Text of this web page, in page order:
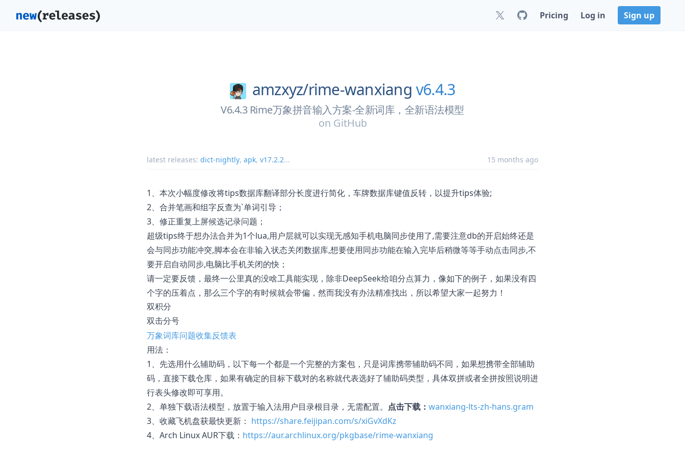
Pricing Log in Sign up
amzxyz/rime-wanxiang v6.4.3
V6.4.3 Rime万象拼音输入方案-全新词库，全新语法模型
on GitHub
latest releases: dict-nightly, apk, v17.2.2... 15 months ago
1、本次小幅度修改将tips数据库翻译部分长度进行简化，车牌数据库键值反转，以提升tips体验;
2、合并笔画和组字反查为`单词引导；
3、修正重复上屏候选记录问题；
超级tips终于想办法合并为1个lua,用户层就可以实现无感知手机电脑同步使用了,需要注意db的开启始终还是
会与同步功能冲突,脚本会在非输入状态关闭数据库,想要使用同步功能在输入完毕后稍微等等手动点击同步,不
要开启自动同步,电脑比手机关闭的快；
请一定要反馈，最终一公里真的没啥工具能实现，除非DeepSeek给咱分点算力，像如下的例子，如果没有四
个字的压着点，那么三个字的有时候就会带偏，然而我没有办法精准找出，所以希望大家一起努力！
双积分
万象词库问题收集反馈表
用法：
1、先选用什么辅助码，以下每一个都是一个完整的方案包，只是词库携带辅助码不同，如果想携带全部辅助
码，直接下载仓库，如果有确定的目标下载对的名称就代表选好了辅助码类型，具体双拼或者全拼按照说明进
行表头修改即可享用。
2、单独下载语法模型，放置于输入法用户目录根目录，无需配置。 点击下载： wanxiang-lts-zh-hans.gram
3、收藏飞机盘获最快更新： https://share.feijipan.com/s/xiGvXdKz
4、Arch Linux AUR下载： https://aur.archlinux.org/pkgbase/rime-wanxiang